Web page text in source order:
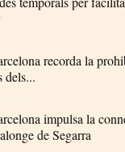
recorda la
dels...
impulsa la
de Segarra